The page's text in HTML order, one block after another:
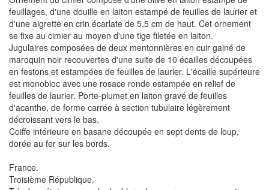
feuillages, d'une douille en laiton estampé de feuilles de laurier et
d'une aigrette en crin écarlate de 5,5 cm de haut. Cet ornement
se fixe au cimier au moyen d'une tige filetée en laiton.
Jugulaires composées de deux mentonnières en cuir gainé de
maroquin noir recouvertes d'une suite de 10 écailles découpées
en festons et estampées de feuilles de laurier. L'écaille supérieure
est monobloc avec une rosace ronde estampée en relief de
feuilles de laurier. Porte-plumet en laiton gravé de feuilles
d'acanthe, de forme carrée à section tubulaire légèrement
décroissant vers le bas.
Coiffe intérieure en basane découpée en sept dents de loup,
dorée au fer sur les bords.
France.
Troisième République.